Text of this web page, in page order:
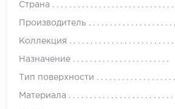
Страна
Производитель
Коллекция
Назначение
Тип поверхности
Материала